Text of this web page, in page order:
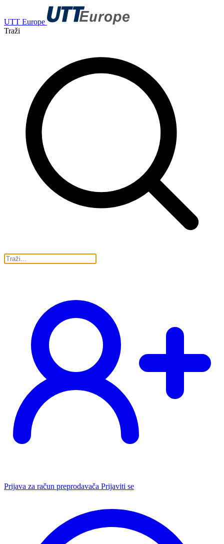
UTT Europe
Traži
Prijava za račun preprodavača Prijaviti se